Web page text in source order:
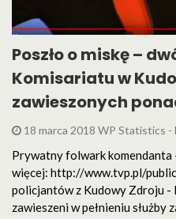
Poszło o miskę –
Komisariatu w
zawieszonych
18 marca 2018 WP Statistics -
Prywatny folwark
więcej: http://www.tvp.pl/
policjantów z Kudowy Zdroju -
zawieszeni w pełnieniu służby